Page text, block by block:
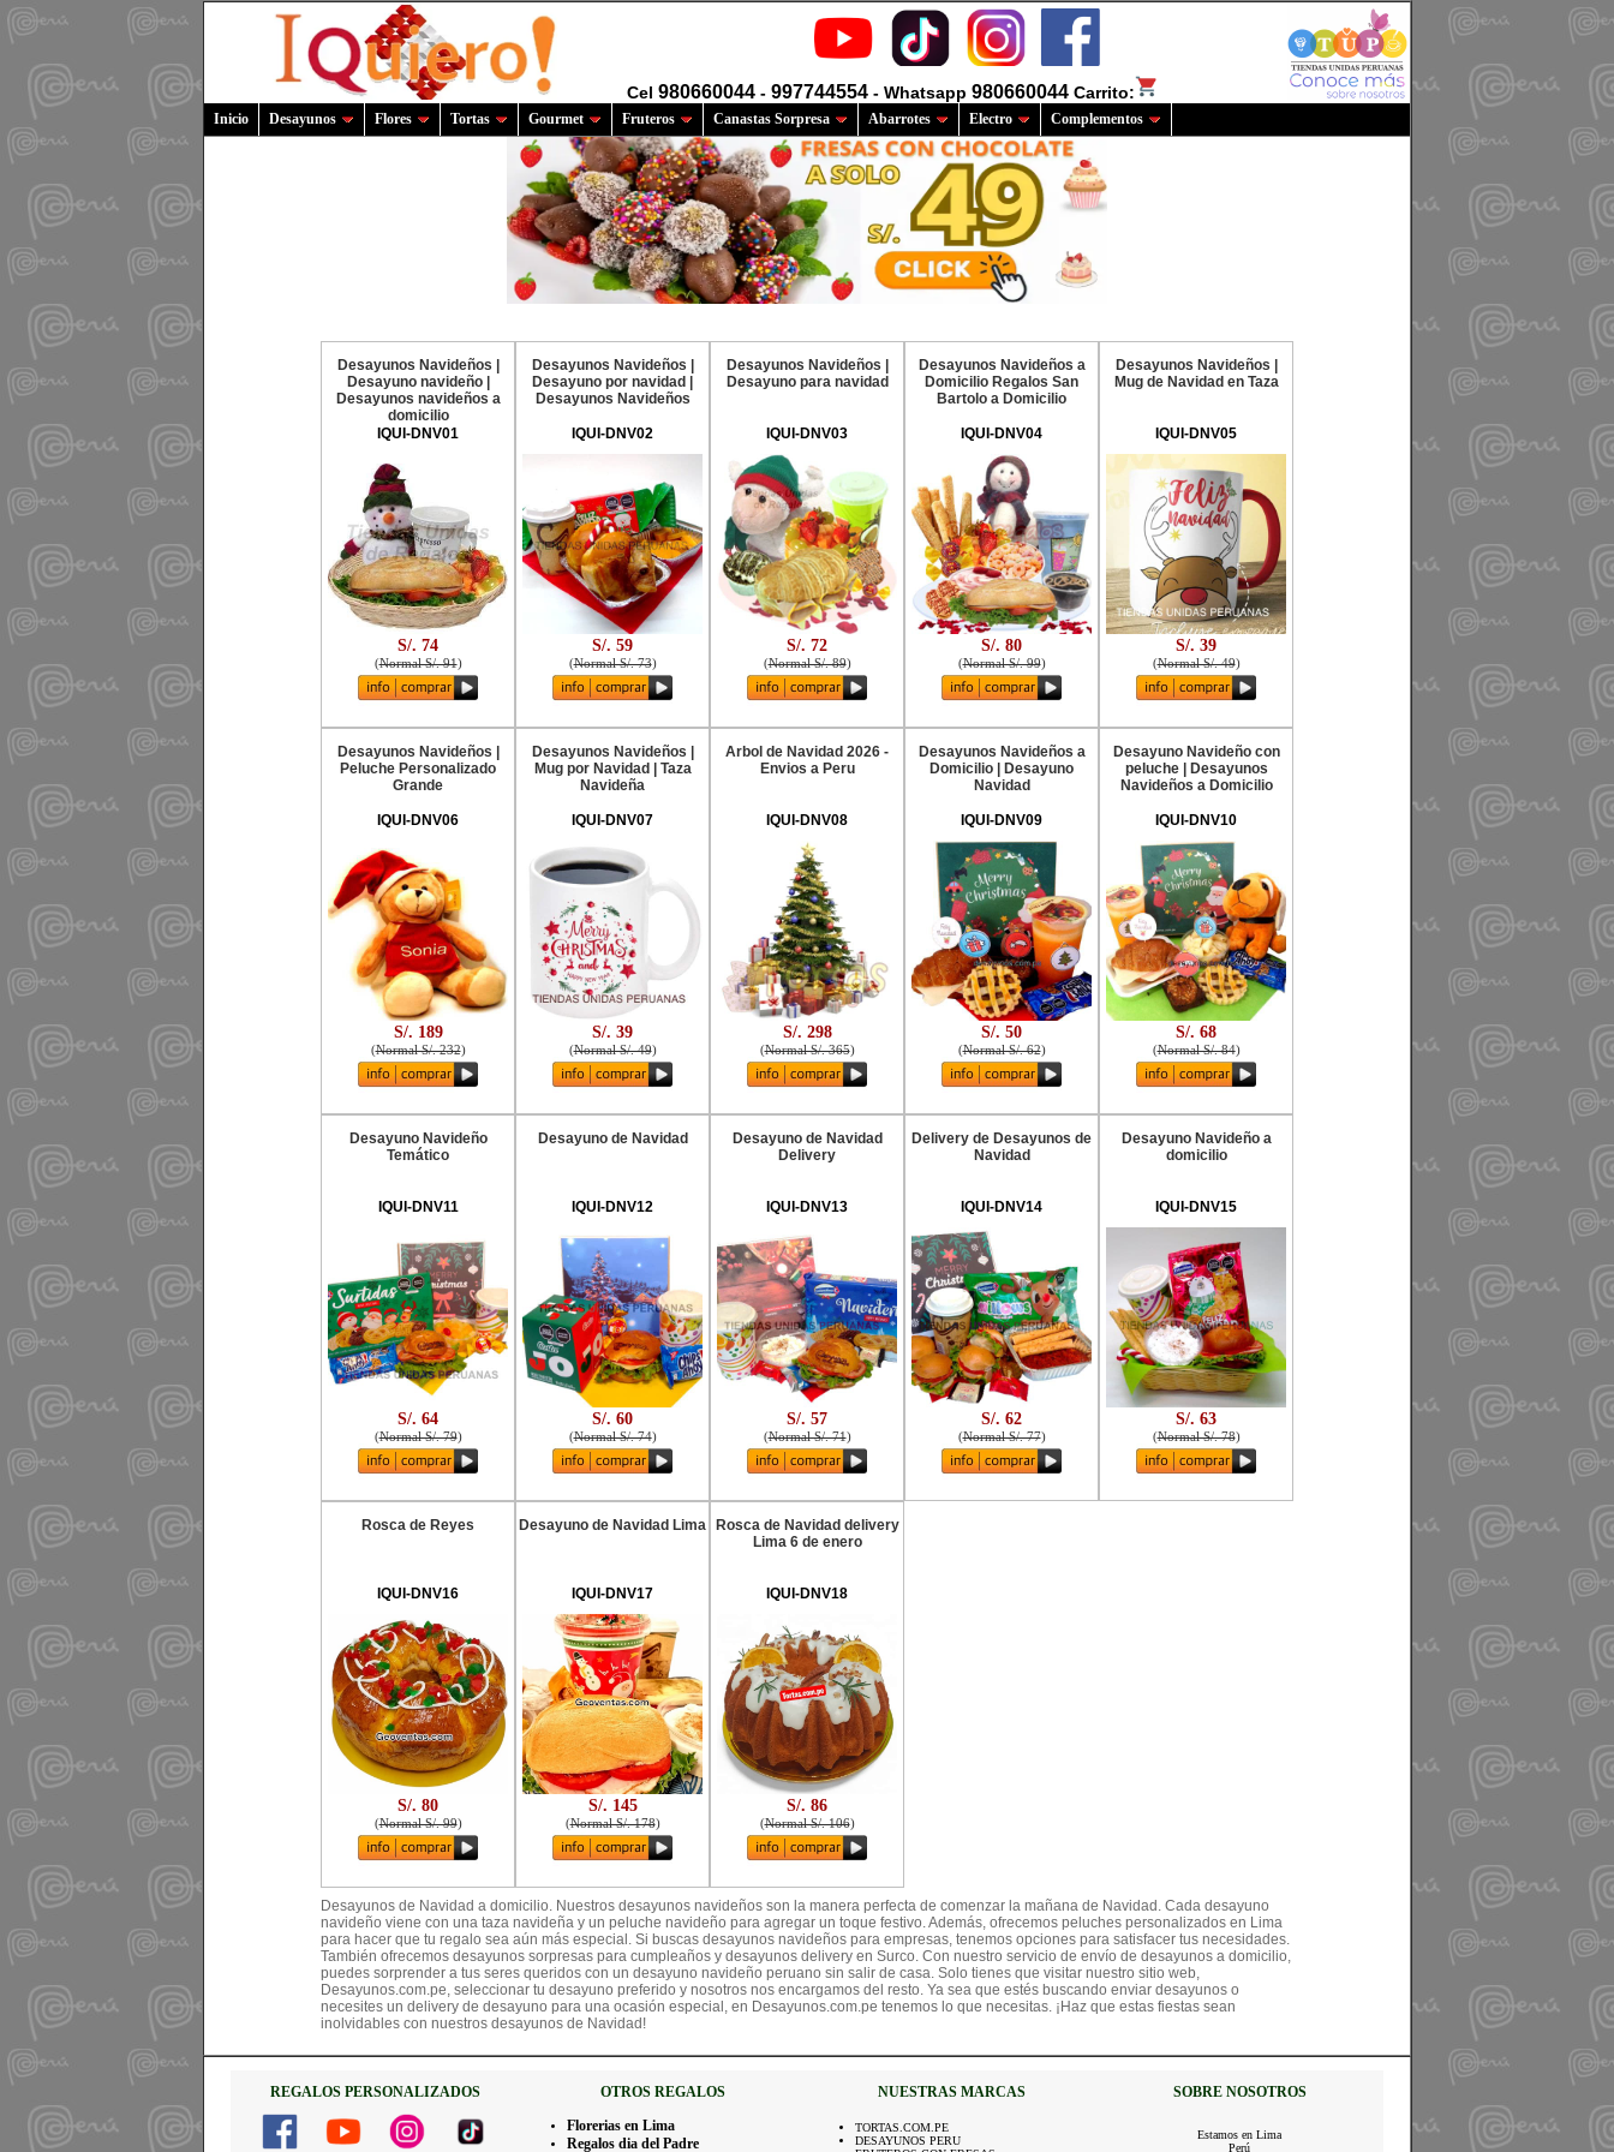
Cel 980660044 - 997744554 - Whatsapp 980660044 Carrito:
Inicio Desayunos Flores Tortas Gourmet Fruteros Canastas Sorpresa Abarrotes Electro Complementos
Desayunos Navideños |
Desayuno navideño |
Desayunos navideños a
domicilio
IQUI-DNV01
S/. 74
(Normal S/. 91)
Desayunos Navideños |
Desayuno por navidad |
Desayunos Navideños
IQUI-DNV02
S/. 59
(Normal S/. 73)
Desayunos Navideños |
Desayuno para navidad
IQUI-DNV03
S/. 72
(Normal S/. 89)
Desayunos Navideños a
Domicilio Regalos San
Bartolo a Domicilio
IQUI-DNV04
S/. 80
(Normal S/. 99)
Desayunos Navideños |
Mug de Navidad en Taza
IQUI-DNV05
S/. 39
(Normal S/. 49)
Desayunos Navideños |
Peluche Personalizado
Grande
IQUI-DNV06
S/. 189
(Normal S/. 232)
Desayunos Navideños |
Mug por Navidad | Taza
Navideña
IQUI-DNV07
S/. 39
(Normal S/. 49)
Arbol de Navidad 2026 -
Envios a Peru
IQUI-DNV08
S/. 298
(Normal S/. 365)
Desayunos Navideños a
Domicilio | Desayuno
Navidad
IQUI-DNV09
S/. 50
(Normal S/. 62)
Desayuno Navideño con
peluche | Desayunos
Navideños a Domicilio
IQUI-DNV10
S/. 68
(Normal S/. 84)
Desayuno Navideño
Temático
IQUI-DNV11
S/. 64
(Normal S/. 79)
Desayuno de Navidad
IQUI-DNV12
S/. 60
(Normal S/. 74)
Desayuno de Navidad
Delivery
IQUI-DNV13
S/. 57
(Normal S/. 71)
Delivery de Desayunos de
Navidad
IQUI-DNV14
S/. 62
(Normal S/. 77)
Desayuno Navideño a
domicilio
IQUI-DNV15
S/. 63
(Normal S/. 78)
Rosca de Reyes
IQUI-DNV16
S/. 80
(Normal S/. 99)
Desayuno de Navidad Lima
IQUI-DNV17
S/. 145
(Normal S/. 178)
Rosca de Navidad delivery
Lima 6 de enero
IQUI-DNV18
S/. 86
(Normal S/. 106)
Desayunos de Navidad a domicilio. Nuestros desayunos navideños son la manera perfecta de comenzar la mañana de Navidad. Cada desayuno
navideño viene con una taza navideña y un peluche navideño para agregar un toque festivo. Además, ofrecemos peluches personalizados en Lima
para hacer que tu regalo sea aún más especial. Si buscas desayunos navideños para empresas, tenemos opciones para satisfacer tus necesidades.
También ofrecemos desayunos sorpresas para cumpleaños y desayunos delivery en Surco. Con nuestro servicio de envío de desayunos a domicilio,
puedes sorprender a tus seres queridos con un desayuno navideño peruano sin salir de casa. Solo tienes que visitar nuestro sitio web,
Desayunos.com.pe, seleccionar tu desayuno preferido y nosotros nos encargamos del resto. Ya sea que estés buscando enviar desayunos o
necesites un delivery de desayuno para una ocasión especial, en Desayunos.com.pe tenemos lo que necesitas. ¡Haz que estas fiestas sean
inolvidables con nuestros desayunos de Navidad!
REGALOS PERSONALIZADOS OTROS REGALOS NUESTRAS MARCAS
SOBRE NOSOTROS
Florerias en Lima
Regalos dia del Padre
TORTAS.COM.PE
DESAYUNOS PERU
Estamos en Lima
Perú